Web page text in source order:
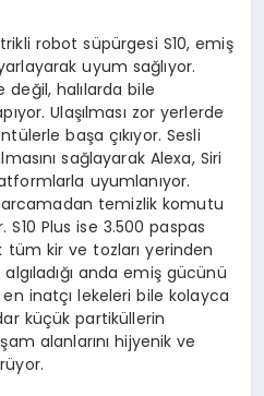
robot süpürgesi S10, emiş
uyum sağlıyor.
değil, halılarda bile
Ulaşılması zor yerlerde
başa çıkıyor. Sesli
sağlayarak Alexa, Siri
uyumlanıyor.
temizlik komutu
Plus ise 3.500 paspas
kir ve tozları yerinden
anda emiş gücünü
inatçı lekeleri bile kolayca
küçük partiküllerin
alanlarını hijyenik ve